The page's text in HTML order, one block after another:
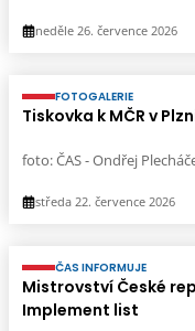
neděle 26. července 2026
FOTOGALERIE
Tiskovka k MČR v
foto: ČAS - Ondřej
středa 22. července 2026
ČAS INFORMUJE
Mistrovství České
Implement list